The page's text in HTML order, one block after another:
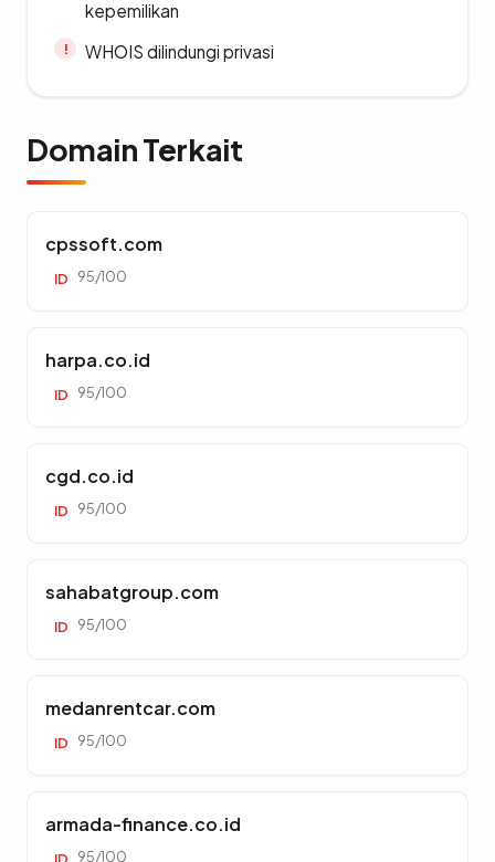
kepemilikan
WHOIS dilindungi privasi
Domain Terkait
cpssoft.com
ID 95/100
harpa.co.id
ID 95/100
cgd.co.id
ID 95/100
sahabatgroup.com
ID 95/100
medanrentcar.com
ID 95/100
armada-finance.co.id
95/100